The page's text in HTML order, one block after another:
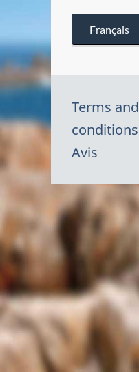
Français
Terms and
conditions
Avis